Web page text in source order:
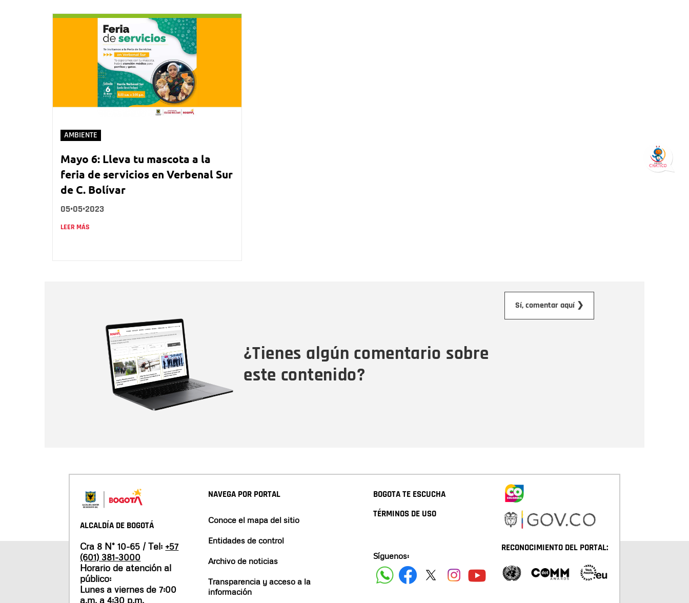
AMBIENTE
Mayo 6: Lleva tu mascota a la
feria de servicios en Verbenal Sur
de C. Bolívar
05•05•2023
LEER MÁS
¿Tienes algún comentario sobre
este contenido?
Sí, comentar aquí ❯
ALCALDÍA DE BOGOTÁ
Cra 8 N° 10-65 / Tel: +57
(601) 381-3000
Horario de atención al
público:
Lunes a viernes de 7:00
a.m. a 4:30 p.m.
NAVEGA POR PORTAL
Conoce el mapa del sitio
Entidades de control
Archivo de noticias
Transparencia y acceso a la
información
BOGOTA TE ESCUCHA
TÉRMINOS DE USO
Síguenos:
RECONOCIMIENTO DEL PORTAL: